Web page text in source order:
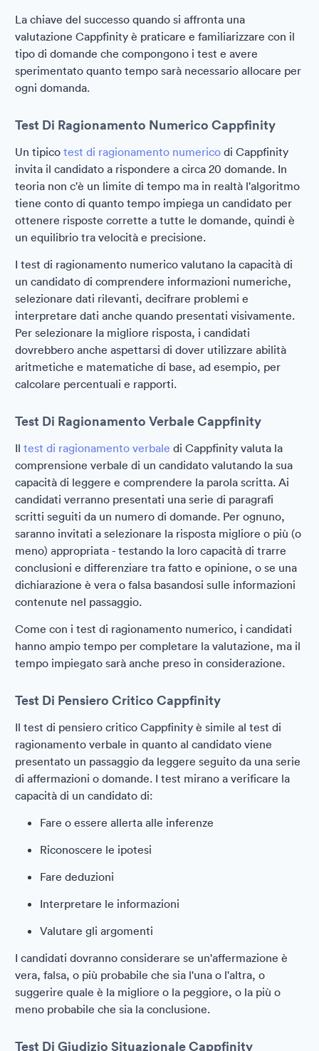
La chiave del successo quando si affronta una
valutazione Cappfinity è praticare e familiarizzare con il
tipo di domande che compongono i test e avere
sperimentato quanto tempo sarà necessario allocare per
ogni domanda.
Test Di Ragionamento Numerico Cappfinity
Un tipico test di ragionamento numerico di Cappfinity
invita il candidato a rispondere a circa 20 domande. In
teoria non c'è un limite di tempo ma in realtà l'algoritmo
tiene conto di quanto tempo impiega un candidato per
ottenere risposte corrette a tutte le domande, quindi è
un equilibrio tra velocità e precisione.
I test di ragionamento numerico valutano la capacità di
un candidato di comprendere informazioni numeriche,
selezionare dati rilevanti, decifrare problemi e
interpretare dati anche quando presentati visivamente.
Per selezionare la migliore risposta, i candidati
dovrebbero anche aspettarsi di dover utilizzare abilità
aritmetiche e matematiche di base, ad esempio, per
calcolare percentuali e rapporti.
Test Di Ragionamento Verbale Cappfinity
Il test di ragionamento verbale di Cappfinity valuta la
comprensione verbale di un candidato valutando la sua
capacità di leggere e comprendere la parola scritta. Ai
candidati verranno presentati una serie di paragrafi
scritti seguiti da un numero di domande. Per ognuno,
saranno invitati a selezionare la risposta migliore o più (o
meno) appropriata - testando la loro capacità di trarre
conclusioni e differenziare tra fatto e opinione, o se una
dichiarazione è vera o falsa basandosi sulle informazioni
contenute nel passaggio.
Come con i test di ragionamento numerico, i candidati
hanno ampio tempo per completare la valutazione, ma il
tempo impiegato sarà anche preso in considerazione.
Test Di Pensiero Critico Cappfinity
Il test di pensiero critico Cappfinity è simile al test di
ragionamento verbale in quanto al candidato viene
presentato un passaggio da leggere seguito da una serie
di affermazioni o domande. I test mirano a verificare la
capacità di un candidato di:
Fare o essere allerta alle inferenze
Riconoscere le ipotesi
Fare deduzioni
Interpretare le informazioni
Valutare gli argomenti
I candidati dovranno considerare se un'affermazione è
vera, falsa, o più probabile che sia l'una o l'altra, o
suggerire quale è la migliore o la peggiore, o la più o
meno probabile che sia la conclusione.
Test Di Giudizio Situazionale Cappfinity